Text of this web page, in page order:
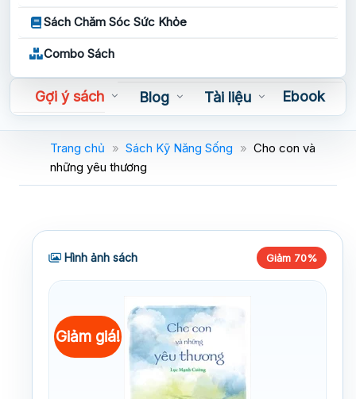
Sách Chăm Sóc Sức Khỏe
Combo Sách
Gợi ý sách Blog Tài liệu
Ebook
Sách nói
Trang chủ » Sách Kỹ Năng Sống » Cho con và
những yêu thương
Hình ảnh sách Giảm 70%
Giảm giá!